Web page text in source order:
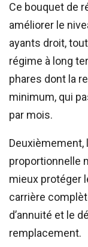
Ce bouquet de
améliorer le
ayants droit,
régime à long
phares dont la
minimum, qui
par mois.
proportionnelle
mieux protéger
carrière
d’annuité et le
remplacement.